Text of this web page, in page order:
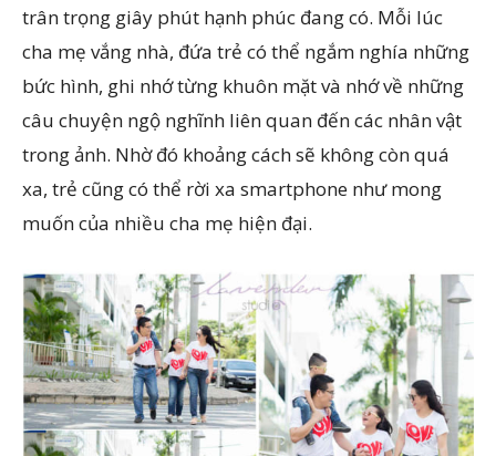
trân trọng giây phút hạnh phúc đang có. Mỗi lúc
cha mẹ vắng nhà, đứa trẻ có thể ngắm nghía những
bức hình, ghi nhớ từng khuôn mặt và nhớ về những
câu chuyện ngộ nghĩnh liên quan đến các nhân vật
trong ảnh. Nhờ đó khoảng cách sẽ không còn quá
xa, trẻ cũng có thể rời xa smartphone như mong
muốn của nhiều cha mẹ hiện đại.